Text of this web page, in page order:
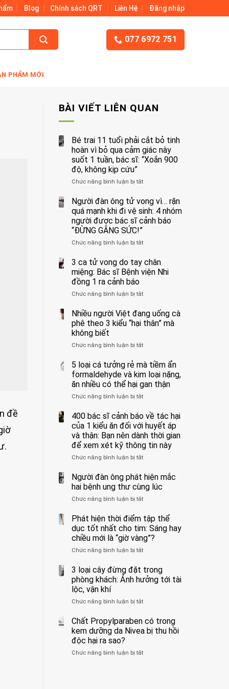
Blog Chính sách QRT Liên Hệ Đăng nhập
077 6972 751
PHẨM MỚI
đề
BÀI VIẾT LIÊN QUAN
Bé trai 11 tuổi phải cắt bỏ tinh
hoàn vì bỏ qua cảm giác này
suốt 1 tuần, bác sĩ: “Xoắn 900
độ, không kịp cứu”
Chức năng bình luận bị tắtở
trai
11
tuổi
phải
bỏ
hoàn
vì
bỏ
cảm
này
suốt
bác
“Xoắn
900
độ,
không
kịp
Người đàn ông tử vong vì… rặn
quá mạnh khi đi vệ sinh: 4 nhóm
người được bác sĩ cảnh báo
“ĐỪNG GẮNG SỨC!”
Chức năng bình luận bị tắtở
đàn
ông
vì…
quá
mạnh
vệ
4
nhóm
người
được
bác
cảnh
báo
“ĐỪNG
GẮNG
SỨC!”
3 ca tử vong do tay chân
miệng: Bác sĩ Bệnh viện Nhi
đồng 1 ra cảnh báo
Chức năng bình luận bị tắtở
ca
tử
tay
miệng:
Bác
Bệnh
viện
đồng
1
ra
cảnh
báo
Nhiều người Việt đang uống cà
phê theo 3 kiểu “hại thân” mà
không biết
Chức năng bình luận bị tắtở
người
Việt
đang
uống
cà
theo
3
kiểu
“hại
thân”
mà
biết
5 loại cá tưởng rẻ mà tiềm ẩn
formaldehyde và kim loại nặng,
ăn nhiều có thể hại gan thận
Chức năng bình luận bị tắtở
loại
cá
tưởng
rẻ
mà
tiềm
formaldehyde
kim
loại
ăn
nhiều
có
thể
hại
thận
400 bác sĩ cảnh báo về tác hại
của 1 kiểu ăn đối với huyết áp
và thận: Bạn nên dành thời gian
để xem xét kỹ thông tin này
Chức năng bình luận bị tắtở
bác
cảnh
báo
tác
hại
của
1
kiểu
đối
với
và
Bạn
nên
Người đàn ông phát hiện mắc
hai bệnh ung thư cùng lúc
Chức năng bình luận bị tắtở
đàn
ông
phát
hiện
mắc
bệnh
ung
lúc
Phát hiện thời điểm tập thể
dục tốt nhất cho tim: Sáng hay
chiều mới là “giờ vàng”?
Chức năng bình luận bị tắtở
hiện
thời
điểm
thể
tốt
nhất
cho
Sáng
3 loại cây đừng đặt trong
phòng khách: Ảnh hưởng tới tài
lộc, vận khí
Chức năng bình luận bị tắtở
loại
cây
đừng
trong
Chất Propylparaben có trong
kem dưỡng da Nivea bị thu hồi
độc hại ra sao?
Chức năng bình luận bị tắtở